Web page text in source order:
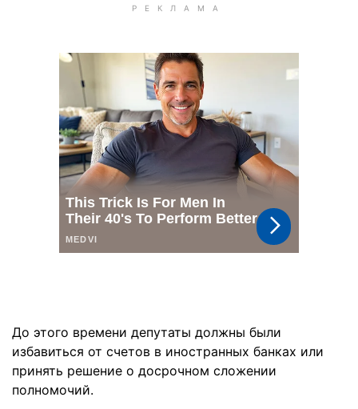
До этого времени депутаты должны были
избавиться от счетов в иностранных банках или
принять решение о досрочном сложении
полномочий.